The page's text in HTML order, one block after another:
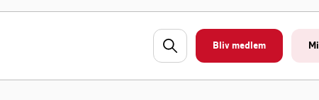
Bliv medlem